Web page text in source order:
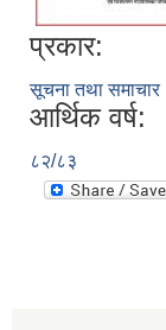
प्रकार:
सूचना तथा समाचार
आर्थिक वर्ष:
८२/८३